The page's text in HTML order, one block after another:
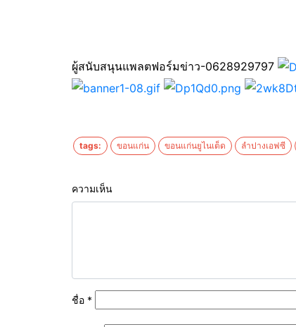
ผู้สนับสนุนแพลตฟอร์มข่าว-0628929797
tags: ขอนแก่น ขอนแก่นยูไนเต็ด ลำปางเอฟซี
ความเห็น
ชื่อ *